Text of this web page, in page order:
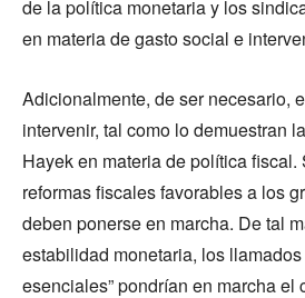
de la política monetaria y los
en materia de gasto social e
Adicionalmente, de ser necesario,
intervenir, tal como lo demuestran
Hayek en materia de política
reformas fiscales favorables a los
deben ponerse en marcha. De tal
estabilidad monetaria, los llamados
esenciales” pondrían en marcha el